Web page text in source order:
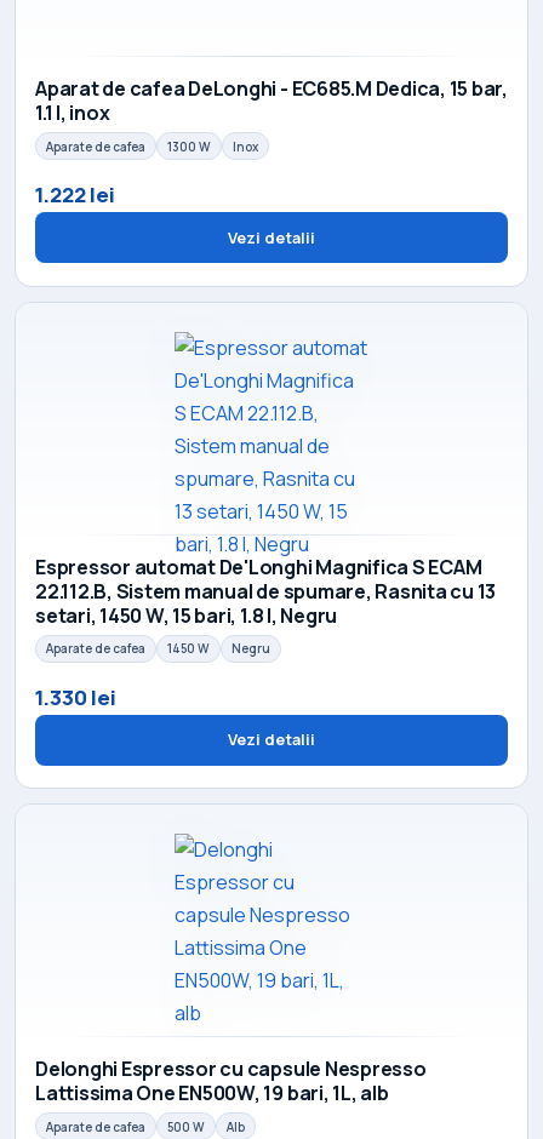
Aparat de cafea DeLonghi - EC685.M Dedica, 15 bar,
1.1 l, inox
Aparate de cafea 1300 W Inox
1.222 lei
Vezi detalii
Espressor automat De'Longhi Magnifica S ECAM
22.112.B, Sistem manual de spumare, Rasnita cu 13
setari, 1450 W, 15 bari, 1.8 l, Negru
Aparate de cafea 1450 W Negru
1.330 lei
Vezi detalii
Delonghi Espressor cu capsule Nespresso
Lattissima One EN500W, 19 bari, 1L, alb
Aparate de cafea 500 W Alb